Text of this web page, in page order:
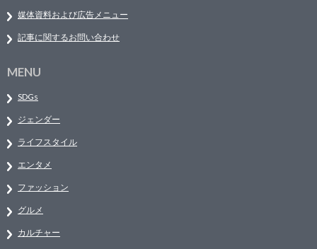
媒体資料および広告メニュー
記事に関するお問い合わせ
MENU
SDGs
ジェンダー
ライフスタイル
エンタメ
ファッション
グルメ
カルチャー